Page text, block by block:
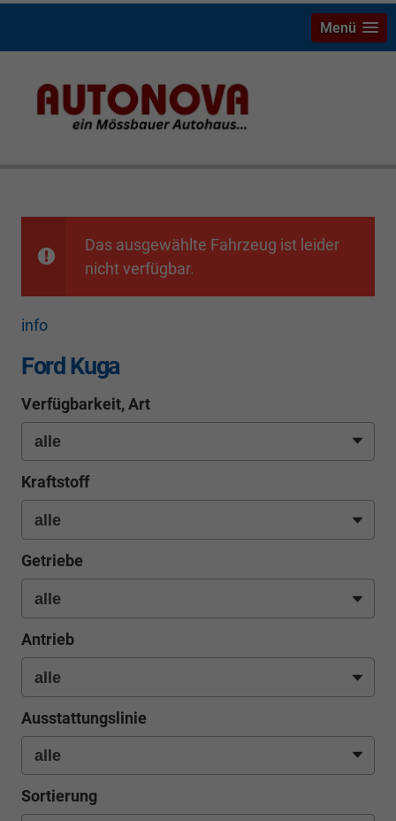
Ford Kuga Riesenauswahl mit Ersparnis Neu- und
Gebrauchtwagen Bayreuth Weiden Hof Marktredwitz
Menü
Das ausgewählte Fahrzeug ist leider
nicht verfügbar.
info
Ford Kuga
Verfügbarkeit, Art
Kraftstoff
Getriebe
Antrieb
Ausstattungslinie
Sortierung